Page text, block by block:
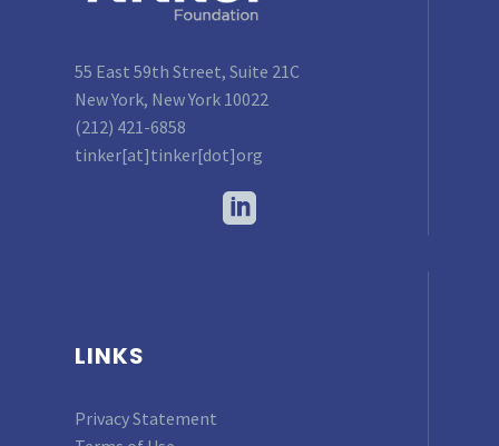
55 East 59th Street, Suite 21C
New York, New York 10022
(212) 421-6858
tinker[at]tinker[dot]org
LINKS
Privacy Statement